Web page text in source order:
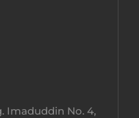
Imaduddin No. 4,